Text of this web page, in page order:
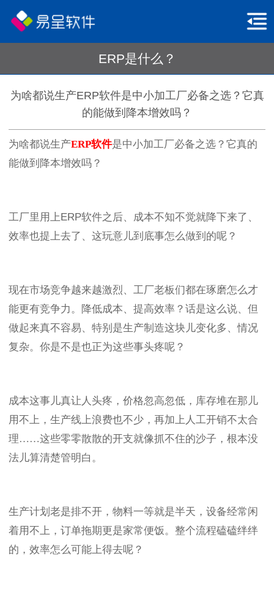
ERP是什么？
为啥都说生产ERP软件是中小加工厂必备之选？它真
的能做到降本增效吗？
为啥都说生产ERP软件是中小加工厂必备之选？它真的
能做到降本增效吗？
工厂里用上ERP软件之后、成本不知不觉就降下来了、
效率也提上去了、这玩意儿到底事怎么做到的呢？
现在市场竞争越来越激烈、工厂老板们都在琢磨怎么才
能更有竞争力。降低成本、提高效率？话是这么说、但
做起来真不容易、特别是生产制造这块儿变化多、情况
复杂。你是不是也正为这些事头疼呢？
成本这事儿真让人头疼，价格忽高忽低，库存堆在那儿
用不上，生产线上浪费也不少，再加上人工开销不太合
理……这些零零散散的开支就像抓不住的沙子，根本没
法儿算清楚管明白。
生产计划老是排不开，物料一等就是半天，设备经常闲
着用不上，订单拖期更是家常便饭。整个流程磕磕绊绊
的，效率怎么可能上得去呢？